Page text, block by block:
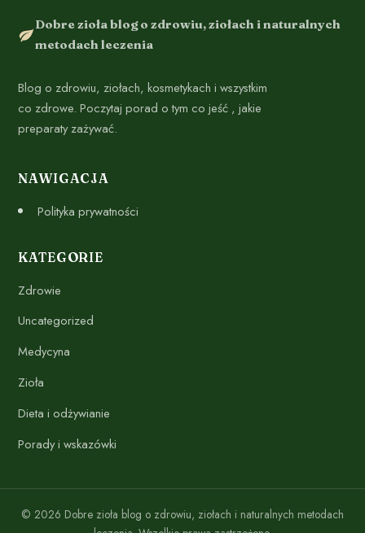
Dobre zioła blog o zdrowiu, ziołach i naturalnych
metodach leczenia
Blog o zdrowiu, ziołach, kosmetykach i wszystkim
co zdrowe. Poczytaj porad o tym co jeść , jakie
preparaty zażywać.
NAWIGACJA
Polityka prywatności
KATEGORIE
Zdrowie
Uncategorized
Medycyna
Zioła
Dieta i odżywianie
Porady i wskazówki
© 2026 Dobre zioła blog o zdrowiu, ziołach i naturalnych metodach